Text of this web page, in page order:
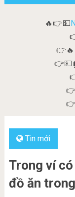
🔥👉💵
👉🔥
👉
👉
Tin mới
Trong ví
đồ ăn